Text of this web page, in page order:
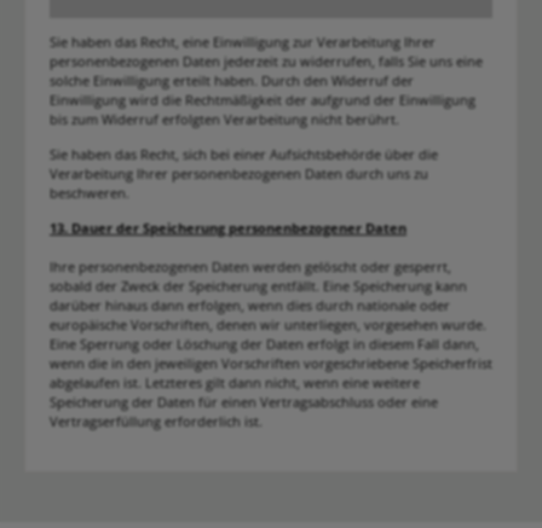
Sie haben das Recht, eine Einwilligung zur Verarbeitung Ihrer
personenbezogenen Daten jederzeit zu widerrufen, falls Sie uns eine
solche Einwilligung erteilt haben. Durch den Widerruf der
Einwilligung wird die Rechtmäßigkeit der aufgrund der Einwilligung
bis zum Widerruf erfolgten Verarbeitung nicht berührt.
Sie haben das Recht, sich bei einer Aufsichtsbehörde über die
Verarbeitung Ihrer personenbezogenen Daten durch uns zu
beschweren.
13. Dauer der Speicherung personenbezogener Daten
Ihre personenbezogenen Daten werden gelöscht oder gesperrt,
sobald der Zweck der Speicherung entfällt. Eine Speicherung kann
darüber hinaus dann erfolgen, wenn dies durch nationale oder
europäische Vorschriften, denen wir unterliegen, vorgesehen wurde.
Eine Sperrung oder Löschung der Daten erfolgt in diesem Fall dann,
wenn die in den jeweiligen Vorschriften vorgeschriebene Speicherfrist
abgelaufen ist. Letzteres gilt dann nicht, wenn eine weitere
Speicherung der Daten für einen Vertragsabschluss oder eine
Vertragserfüllung erforderlich ist.